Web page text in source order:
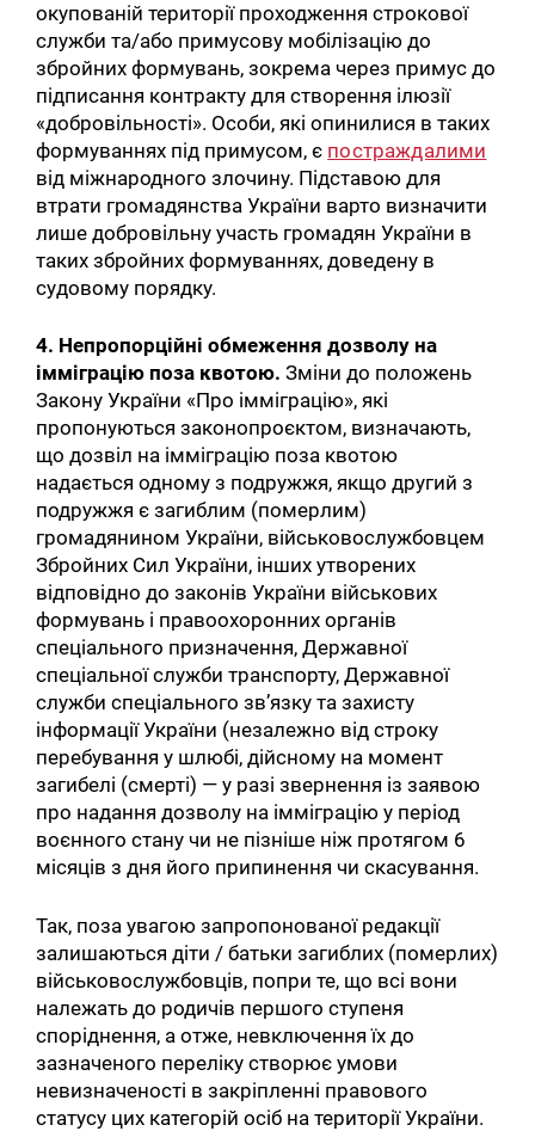
окупованій території проходження строкової
служби та/або примусову мобілізацію до
збройних формувань, зокрема через примус до
підписання контракту для створення ілюзії
«добровільності». Особи, які опинилися в таких
формуваннях під примусом, є постраждалими
від міжнародного злочину. Підставою для
втрати громадянства України варто визначити
лише добровільну участь громадян України в
таких збройних формуваннях, доведену в
судовому порядку.
4. Непропорційні обмеження дозволу на
імміграцію поза квотою.Зміни до положень
Закону України «Про імміграцію», які
пропонуються законопроєктом, визначають,
що дозвіл на імміграцію поза квотою
надається одному з подружжя, якщо другий з
подружжя є загиблим (померлим)
громадянином України, військовослужбовцем
Збройних Сил України, інших утворених
відповідно до законів України військових
формувань і правоохоронних органів
спеціального призначення, Державної
спеціальної служби транспорту, Державної
служби спеціального зв’язку та захисту
інформації України (незалежно від строку
перебування у шлюбі, дійсному на момент
загибелі (смерті) — у разі звернення із заявою
про надання дозволу на імміграцію у період
воєнного стану чи не пізніше ніж протягом 6
місяців з дня його припинення чи скасування.
Так, поза увагою запропонованої редакції
залишаються діти / батьки загиблих (померлих)
військовослужбовців, попри те, що всі вони
належать до родичів першого ступеня
споріднення, а отже, невключення їх до
зазначеного переліку створює умови
невизначеності в закріпленні правового
статусу цих категорій осіб на території України.